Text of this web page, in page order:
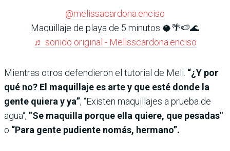
@melissacardona.enciso
Maquillaje de playa de 5 minutos 🥥🌴🍉🌊
♬ sonido original - Melisscardona.enciso
Mientras otros defendieron el tutorial de Meli. “¿Y por
qué no? El maquillaje es arte y que esté donde la
gente quiera y ya”, “Existen maquillajes a prueba de
agua“, ”Se maquilla porque ella quiere, que pesadas"
o “Para gente pudiente nomás, hermano”.